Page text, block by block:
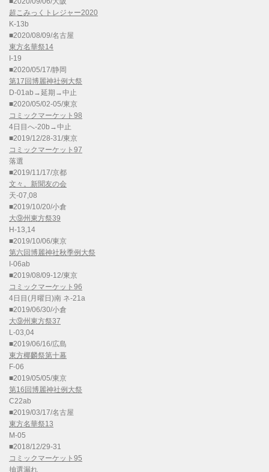
超こみっくトレジャー2020
K-13b
■2020/08/09/名古屋
東方名華祭14
I-19
■2020/05/17/静岡
第17回博麗神社例大祭
D-01ab→延期→中止
■2020/05/02-05/東京
コミックマーケット98
4日目へ-20b→中止
■2019/12/28-31/東京
コミックマーケット97
落選
■2019/11/17/京都
文々。新聞友の会
天-07,08
■2019/10/20/小倉
大⑨州東方祭39
H-13,14
■2019/10/06/東京
第六回博麗神社秋季例大祭
I-06ab
■2019/08/09-12/東京
コミックマーケット96
4日目(月曜日)南 ネ-21a
■2019/06/30/小倉
大⑨州東方祭37
L-03,04
■2019/06/16/広島
東方椰麟祭第十幕
F-06
■2019/05/05/東京
第16回博麗神社例大祭
C22ab
■2019/03/17/名古屋
東方名華祭13
M-05
■2018/12/29-31
コミックマーケット95
抽選漏れ